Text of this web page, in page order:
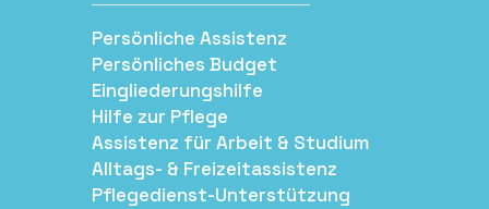
Persönliche Assistenz
Persönliches Budget
Eingliederungshilfe
Hilfe zur Pflege
Assistenz für Arbeit & Studium
Alltags- & Freizeitassistenz
Pflegedienst-Unterstützung